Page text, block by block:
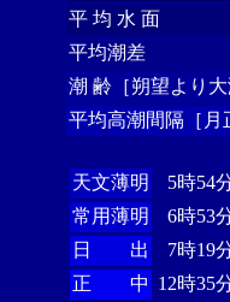
平 均 水 面
平均潮差
潮 齢［朔望より大
平均高潮間隔［月
天文薄明
5時54
常用薄明
6時53
日 出
7時19
正 中 12時35